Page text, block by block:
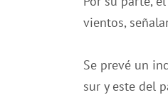
vientos,
Se prevé un
sur y este del